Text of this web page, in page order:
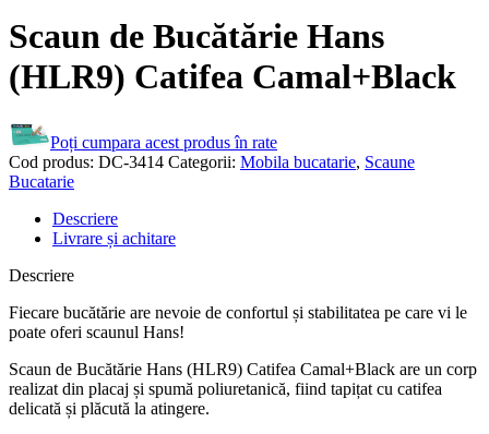
Scaun de Bucătărie Hans
(HLR9) Catifea Camal+Black
Poți cumpara acest produs în rate
Cod produs: DC-3414 Categorii: Mobila bucatarie, Scaune
Bucatarie
Descriere
Livrare și achitare
Descriere
Fiecare bucătărie are nevoie de confortul și stabilitatea pe care vi le
poate oferi scaunul Hans!
Scaun de Bucătărie Hans (HLR9) Catifea Camal+Black are un corp
realizat din placaj și spumă poliuretanică, fiind tapițat cu catifea
delicată și plăcută la atingere.